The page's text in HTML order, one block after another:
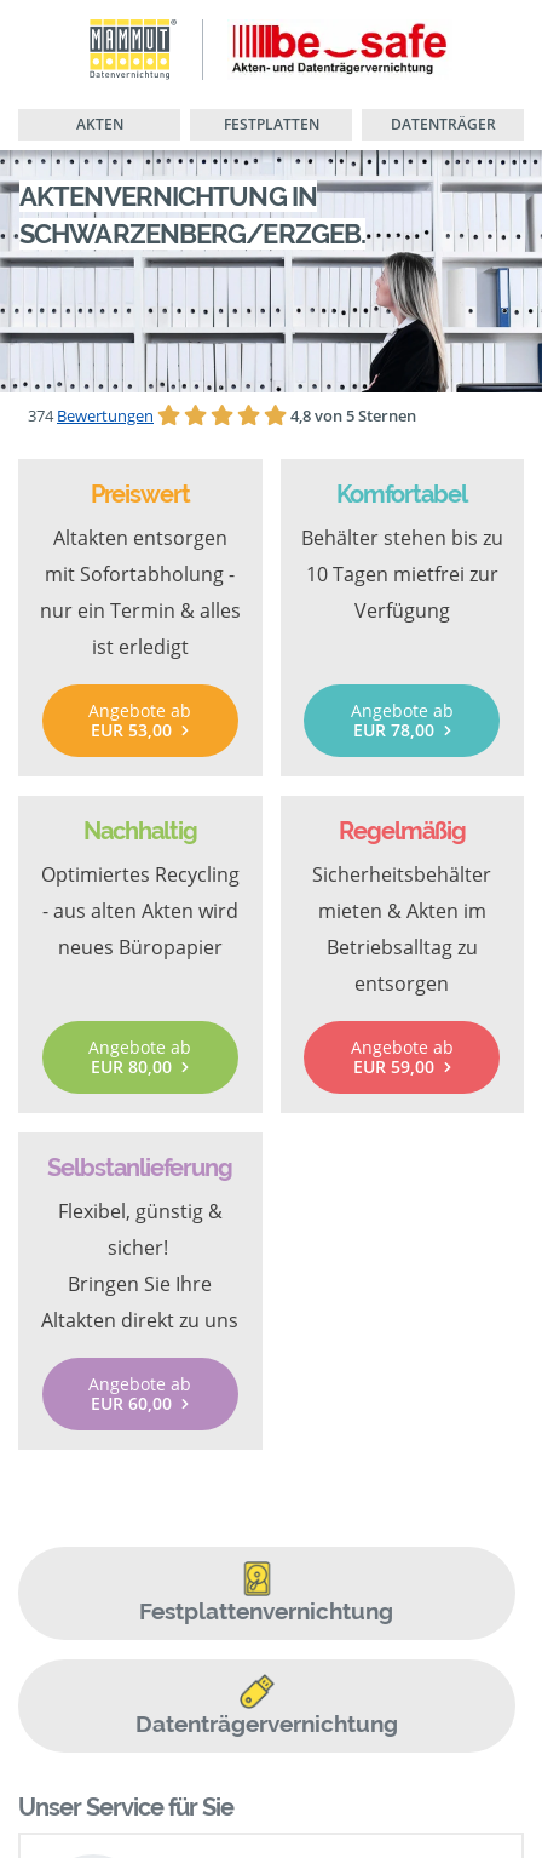
AKTEN FESTPLATTEN DATENTRÄGER
AKTENVERNICHTUNG IN
SCHWARZENBERG/ERZGEB.
374Bewertungen 4,8 von 5 Sternen
Preiswert
Altakten entsorgen
mit Sofortabholung -
nur ein Termin & alles
ist erledigt
Angebote ab
EUR 53,00
Komfortabel
Behälter stehen bis zu
10 Tagen mietfrei zur
Verfügung
Angebote ab
EUR 78,00
Nachhaltig
Optimiertes Recycling
- aus alten Akten wird
neues Büropapier
Angebote ab
EUR 80,00
Regelmäßig
Sicherheitsbehälter
mieten & Akten im
Betriebsalltag zu
entsorgen
Angebote ab
EUR 59,00
Selbstanlieferung
Flexibel, günstig &
sicher!
Bringen Sie Ihre
Altakten direkt zu uns
Angebote ab
EUR 60,00
Festplattenvernichtung
Datenträgervernichtung
Unser Service für Sie